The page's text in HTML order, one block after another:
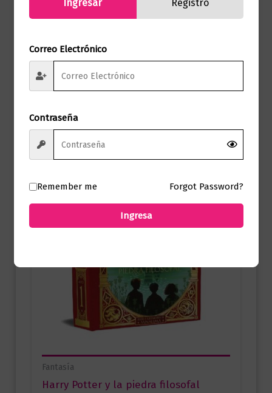
Juvenil
Fantasía
Harry Potter y la piedra filosofal
Ingresar Registro
Correo Electrónico
Contraseña
Remember me Forgot Password?
Ingresa